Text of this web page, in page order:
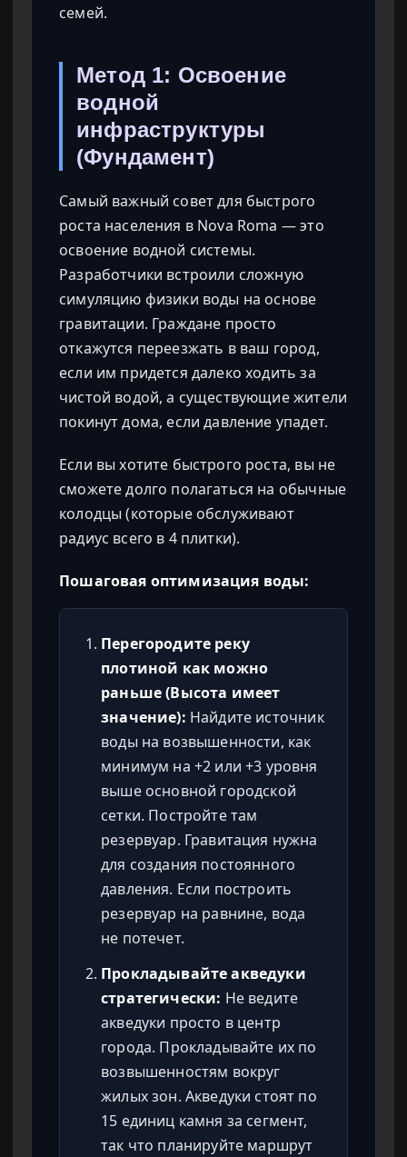
семей.
Метод 1: Освоение
водной
инфраструктуры
(Фундамент)
Самый важный совет для быстрого
роста населения в Nova Roma — это
освоение водной системы.
Разработчики встроили сложную
симуляцию физики воды на основе
гравитации. Граждане просто
откажутся переезжать в ваш город,
если им придется далеко ходить за
чистой водой, а существующие жители
покинут дома, если давление упадет.
Если вы хотите быстрого роста, вы не
сможете долго полагаться на обычные
колодцы (которые обслуживают
радиус всего в 4 плитки).
Пошаговая оптимизация воды:
Перегородите реку
плотиной как можно
раньше (Высота имеет
значение): Найдите источник
воды на возвышенности, как
минимум на +2 или +3 уровня
выше основной городской
сетки. Постройте там
резервуар. Гравитация нужна
для создания постоянного
давления. Если построить
резервуар на равнине, вода
не потечет.
Прокладывайте акведуки
стратегически: Не ведите
акведуки просто в центр
города. Прокладывайте их по
возвышенностям вокруг
жилых зон. Акведуки стоят по
15 единиц камня за сегмент,
так что планируйте маршрут